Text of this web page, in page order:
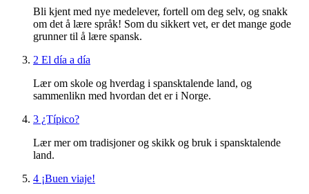
Bli kjent med nye medelever, fortell om deg selv, og snakk
om det å lære språk! Som du sikkert vet, er det mange gode
grunner til å lære spansk.
2 El día a día
Lær om skole og hverdag i spansktalende land, og
sammenlikn med hvordan det er i Norge.
3 ¿Típico?
Lær mer om tradisjoner og skikk og bruk i spansktalende
land.
4 ¡Buen viaje!